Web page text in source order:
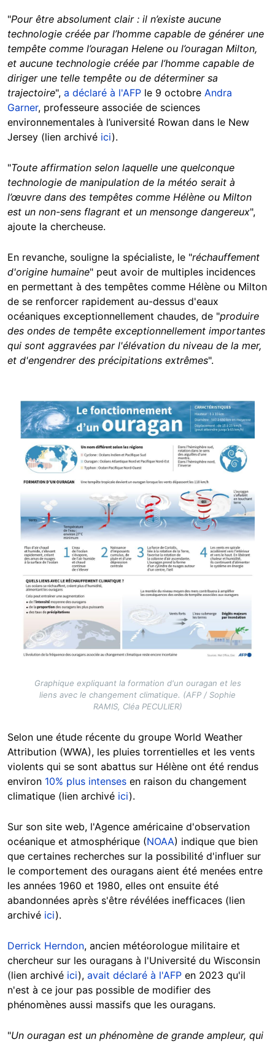
"Pour être absolument clair : il n’existe aucune
technologie créée par l’homme capable de générer une
tempête comme l’ouragan Helene ou l’ouragan Milton,
et aucune technologie créée par l’homme capable de
diriger une telle tempête ou de déterminer sa
trajectoire", a déclaré à l'AFP le 9 octobre Andra
Garner, professeure associée de sciences
environnementales à l’université Rowan dans le New
Jersey (lien archivé ici).
"Toute affirmation selon laquelle une quelconque
technologie de manipulation de la météo serait à
l’œuvre dans des tempêtes comme Hélène ou Milton
est un non-sens flagrant et un mensonge dangereux",
ajoute la chercheuse.
En revanche, souligne la spécialiste, le "réchauffement
d'origine humaine" peut avoir de multiples incidences
en permettant à des tempêtes comme Hélène ou Milton
de se renforcer rapidement au-dessus d'eaux
océaniques exceptionnellement chaudes, de "produire
des ondes de tempête exceptionnellement importantes
qui sont aggravées par l'élévation du niveau de la mer,
et d'engendrer des précipitations extrêmes".
Image
Graphique expliquant la formation d'un ouragan et les
liens avec le changement climatique. (AFP / Sophie
RAMIS, Cléa PECULIER)
Selon une étude récente du groupe World Weather
Attribution (WWA), les pluies torrentielles et les vents
violents qui se sont abattus sur Hélène ont été rendus
environ 10% plus intenses en raison du changement
climatique (lien archivé ici).
Sur son site web, l'Agence américaine d'observation
océanique et atmosphérique (NOAA) indique que bien
que certaines recherches sur la possibilité d'influer sur
le comportement des ouragans aient été menées entre
les années 1960 et 1980, elles ont ensuite été
abandonnées après s'être révélées inefficaces (lien
archivé ici).
Derrick Herndon, ancien météorologue militaire et
chercheur sur les ouragans à l'Université du Wisconsin
(lien archivé ici), avait déclaré à l'AFP en 2023 qu'il
n'est à ce jour pas possible de modifier des
phénomènes aussi massifs que les ouragans.
"Un ouragan est un phénomène de grande ampleur, qui